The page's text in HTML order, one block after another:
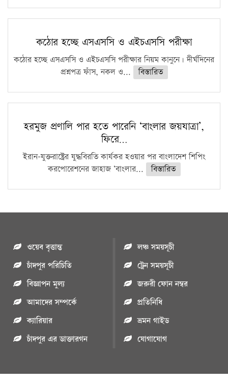
কঠোর হচ্ছে এসএসসি ও এইচএসসি পরীক্ষা
কঠোর হচ্ছে এসএসসি ও এইচএসসি পরীক্ষার নিয়ম কানুনে। দীর্ঘদিনের
প্রশ্নপত্র ফাঁস, নকল ও...
বিস্তারিত
হরমুজ প্রণালি পার হতে পারেনি ‘বাংলার জয়যাত্রা’,
ফিরে…
ইরান-যুক্তরাষ্ট্রের যুদ্ধবিরতি কার্যকর হওয়ার পর বাংলাদেশ শিপিং
করপোরেশনের জাহাজ ‘বাংলার...
বিস্তারিত
ওয়েব বৃত্তান্ত
চাঁদপুর পরিচিতি
বিজ্ঞাপন মুল্য
আমাদের সম্পর্কে
ক্যারিয়ার
চাঁদপুর এর ডাক্তারগন
লঞ্চ সময়সূচী
ট্রেন সময়সূচী
জরুরী ফোন নম্বর
প্রতিনিধি
ভ্রমন গাইড
যোগাযোগ